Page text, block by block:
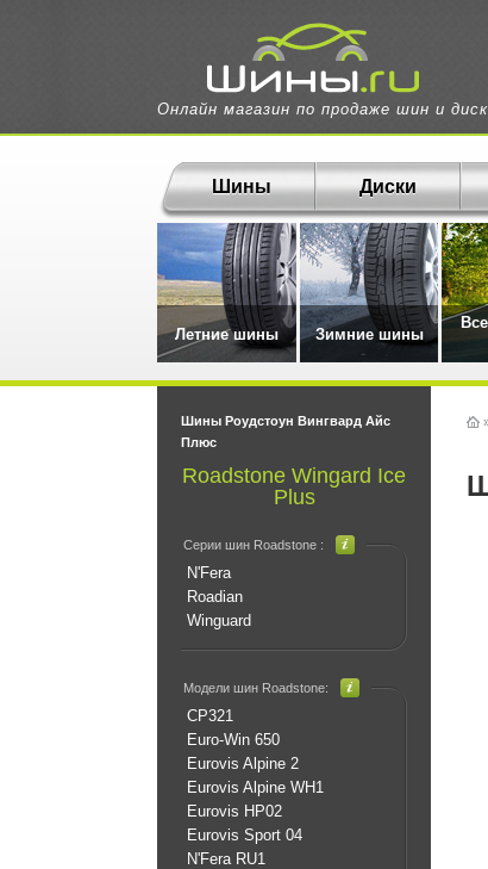
Онлайн магазин по продаже шин и
Шины Диски
Летние шины Зимние шины
Шины Роудстоун Вингвард Айс
Плюс
Roadstone Wingard Ice
Plus
Серии шин Roadstone :
N'Fera
Roadian
Winguard
Модели шин Roadstone:
CP321
Euro-Win 650
Eurovis Alpine 2
Eurovis Alpine WH1
Eurovis HP02
Eurovis Sport 04
N'Fera RU1